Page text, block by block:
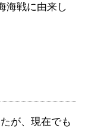
海戦に由来し
が、現在でも